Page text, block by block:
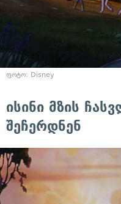
ფოტო: Disney
ისინი მზის
შეჩერდნენ